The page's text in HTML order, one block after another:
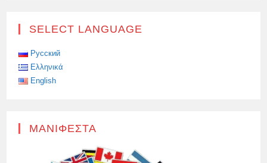
ΑΣΤΥΝΟΜΊΑ
SELECT LANGUAGE
Русский
Ελληνικά
English
ΜΑΝΙΦΈΣΤΑ